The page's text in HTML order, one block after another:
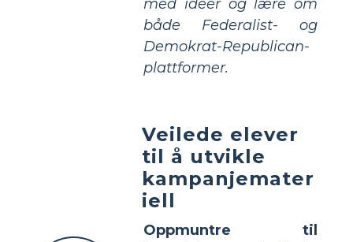
med ideer og lære om
både Federalist- og
Demokrat-Republican-
plattformer.
Veilede elever
til å utvikle
kampanjemater
iell
Oppmuntre til